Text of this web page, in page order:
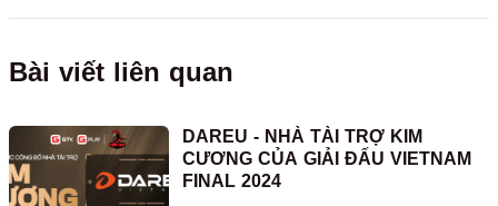
Bài viết liên quan
DAREU - NHÀ TÀI TRỢ KIM
CƯƠNG CỦA GIẢI ĐẤU VIETNAM
FINAL 2024